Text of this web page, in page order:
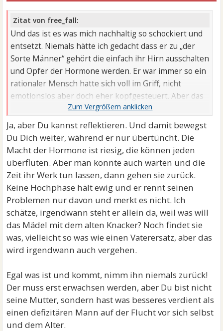
Zitat von free_fall:
Und das ist es was mich nachhaltig so schockiert und
entsetzt. Niemals hätte ich gedacht dass er zu „der
Sorte Männer“ gehört die einfach ihr Hirn ausschalten
und Opfer der Hormone werden. Er war immer so ein
rationaler Mensch hatte sich voll im Griff, nicht
emotionslos aber doch eher kopfgesteuert. Aber das
Mädel scheint echt was zu bedienen was er grad über
die Maßen braucht.
Und er reflektiert’s nicht - echt erschreckend…
Ja, aber Du kannst reflektieren. Und damit bewegst
Du Dich weiter, während er nur übertüncht. Die
Macht der Hormone ist riesig, die können jeden
überfluten. Aber man könnte auch warten und die
Zeit ihr Werk tun lassen, dann gehen sie zurück.
Keine Hochphase hält ewig und er rennt seinen
Problemen nur davon und merkt es nicht. Ich
schätze, irgendwann steht er allein da, weil was will
das Mädel mit dem alten Knacker? Noch findet sie
was, vielleicht so was wie einen Vaterersatz, aber das
wird irgendwann auch vergehen.
Egal was ist und kommt, nimm ihn niemals zurück!
Der muss erst erwachsen werden, aber Du bist nicht
seine Mutter, sondern hast was besseres verdient als
einen defizitären Mann auf der Flucht vor sich selbst
und dem Alter.